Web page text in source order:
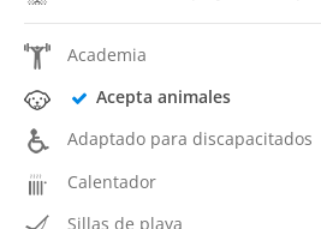
Academia
Acepta animales
Adaptado para discapacitados
Calentador
Sillas de playa